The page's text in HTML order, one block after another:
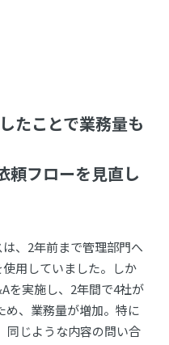
たことで業務量も
頼フローを見直し
、2年前まで管理部門へ
用していました。しか
を実施し、2年間で4社が
め、業務量が増加。特に
同じような内容の問い合